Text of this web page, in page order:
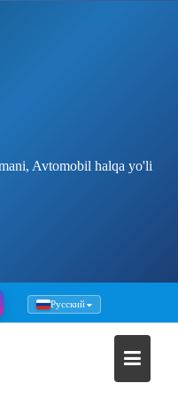
Avtomobil halqa yo'li
Русский